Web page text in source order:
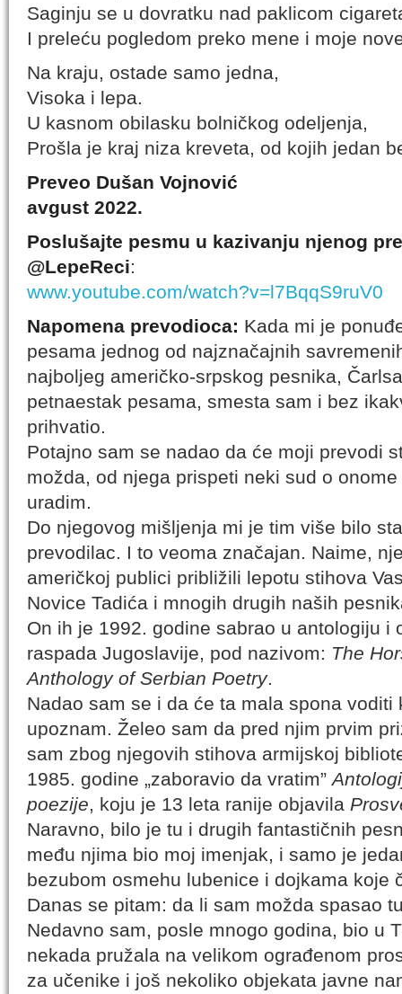
Saginju se u dovratku nad paklicom
I preleću pogledom preko mene i moje
Na kraju, ostade samo jedna,
Visoka i lepa.
U kasnom obilasku bolničkog odeljenja,
Prošla je kraj niza kreveta, od kojih jedan
Preveo Dušan Vojnović
avgust 2022.
Poslušajte pesmu u kazivanju njenog
@LepeReci:
www.youtube.com/watch?v=l7BqqS9ruV0
Napomena prevodioca: Kada mi je
pesama jednog od najznačajnih
najboljeg američko-srpskog pesnika,
petnaestak pesama, smesta sam i bez
prihvatio.
Potajno sam se nadao da će moji prevodi
možda, od njega prispeti neki sud o
uradim.
Do njegovog mišljenja mi je tim više bilo
prevodilac. I to veoma značajan. Naime,
američkoj publici približili lepotu stihova
Novice Tadića i mnogih drugih naših
On ih je 1992. godine sabrao u antologiju i
raspada Jugoslavije, pod nazivom: The
Anthology of Serbian Poetry.
Nadao sam se i da će ta mala spona voditi
upoznam. Želeo sam da pred njim prvim
sam zbog njegovih stihova armijskoj
1985. godine „zaboravio da vratim”
poezije, koju je 13 leta ranije objavila
Naravno, bilo je tu i drugih fantastičnih
među njima bio moj imenjak, i samo je
bezubom osmehu lubenice i dojkama koje
Danas se pitam: da li sam možda spasao
Nedavno sam, posle mnogo godina, bio u
nekada pružala na velikom ograđenom
za učenike i još nekoliko objekata javne